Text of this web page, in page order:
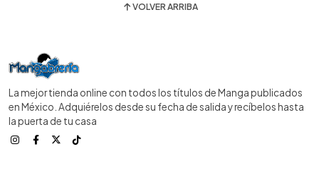
VOLVER ARRIBA
La mejor tienda online con todos los títulos de Manga publicados
en México. Adquiérelos desde su fecha de salida y recíbelos hasta
la puerta de tu casa